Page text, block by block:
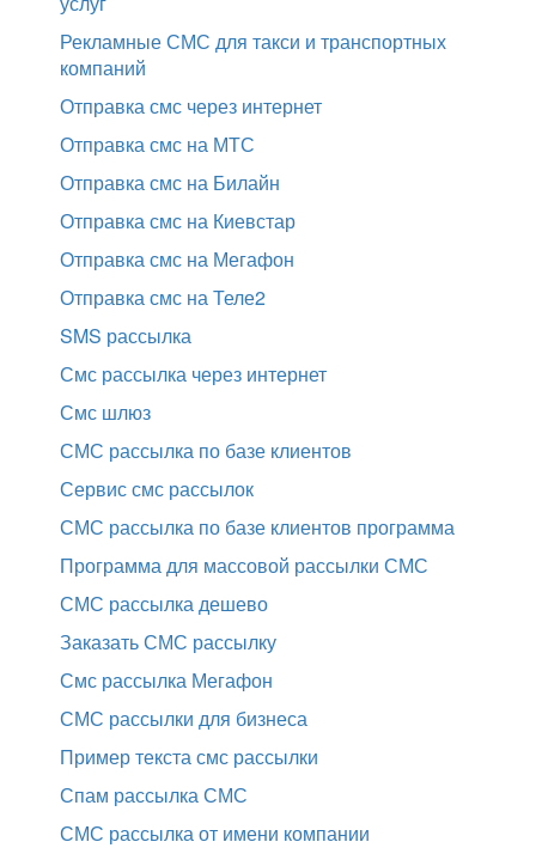
Рекламные СМС для такси и транспортных
компаний
Отправка смс через интернет
Отправка смс на МТС
Отправка смс на Билайн
Отправка смс на Киевстар
Отправка смс на Мегафон
Отправка смс на Теле2
SMS рассылка
Смс рассылка через интернет
Смс шлюз
СМС рассылка по базе клиентов
Сервис смс рассылок
СМС рассылка по базе клиентов программа
Программа для массовой рассылки СМС
СМС рассылка дешево
Заказать СМС рассылку
Смс рассылка Мегафон
СМС рассылки для бизнеса
Пример текста смс рассылки
Спам рассылка СМС
СМС рассылка от имени компании